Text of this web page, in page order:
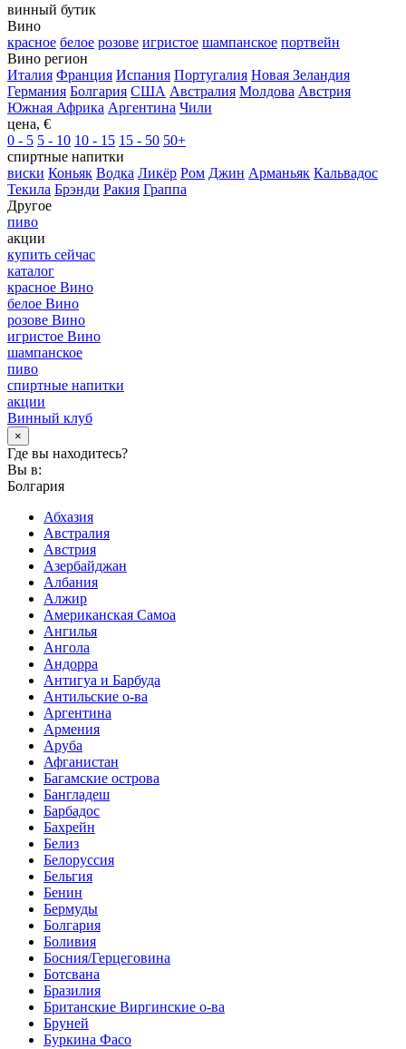
винный бутик
Вино
красное белое розове игристое шампанское портвейн
Вино регион
Италия Франция Испания Португалия Новая Зеландия
Германия Болгария США Австралия Молдова Австрия
Южная Африка Аргентина Чили
цена, €
0 - 5 5 - 10 10 - 15 15 - 50 50+
спиртные напитки
виски Коньяк Водка Ликёр Ром Джин Арманьяк Кальвадос
Текила Брэнди Ракия Граппа
Другое
пиво
акции
купить сейчас
каталог
красное Вино
белое Вино
розове Вино
игристое Вино
шампанское
пиво
спиртные напитки
акции
Винный клуб
×
Где вы находитесь?
Вы в:
Болгария
Абхазия
Австралия
Австрия
Азербайджан
Албания
Алжир
Американская Самоа
Ангилья
Ангола
Андорра
Антигуа и Барбуда
Антильские о-ва
Аргентина
Армения
Аруба
Афганистан
Багамские острова
Бангладеш
Барбадос
Бахрейн
Белиз
Белоруссия
Бельгия
Бенин
Бермуды
Болгария
Боливия
Босния/Герцеговина
Ботсвана
Бразилия
Британские Виргинские о-ва
Бруней
Буркина Фасо